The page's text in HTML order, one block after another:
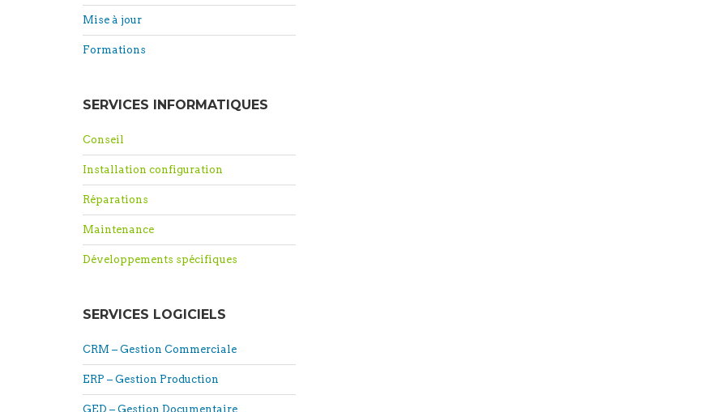
Mise à jour
Formations
SERVICES INFORMATIQUES
Conseil
Installation configuration
Réparations
Maintenance
Développements spécifiques
SERVICES LOGICIELS
CRM – Gestion Commerciale
ERP – Gestion Production
GED – Gestion Documentaire